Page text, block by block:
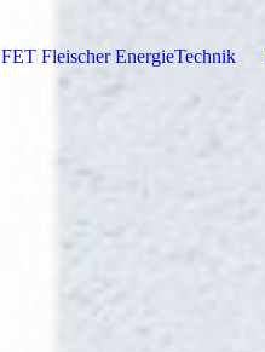
FET Fleischer EnergieTechnik